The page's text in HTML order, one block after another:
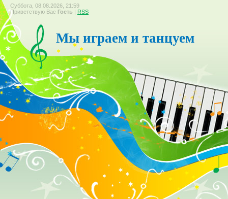
Суббота, 08.08.2026, 21:59
Приветствую Вас Гость | RSS
Мы играем и танцуем